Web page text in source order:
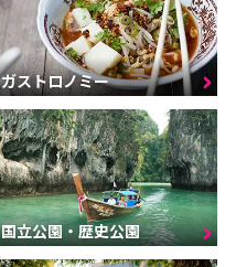
ガストロノミー
国立公園・歴史公園